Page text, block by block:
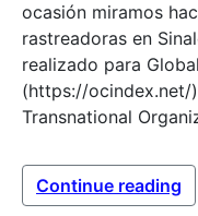
ocasión miramos
rastreadoras en
realizado para
(https://ocindex.net/
Transnational
Continue reading